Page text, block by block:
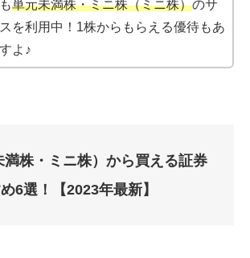
単元未満株・ミニ株（ミニ株）のサ
を利用中！1株からもらえる優待もあ
よ♪
満株・ミニ株）から買える証券
6選！【2023年最新】